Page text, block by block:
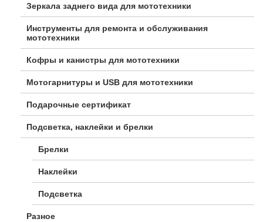
Зеркала заднего вида для мототехники
Инструменты для ремонта и обслуживания
мототехники
Кофры и канистры для мототехники
Мотогарнитуры и USB для мототехники
Подарочные сертификат
Подсветка, наклейки и брелки
Брелки
Наклейки
Подсветка
Разное